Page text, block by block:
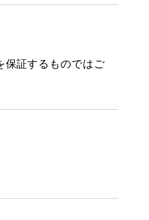
保証するものではご